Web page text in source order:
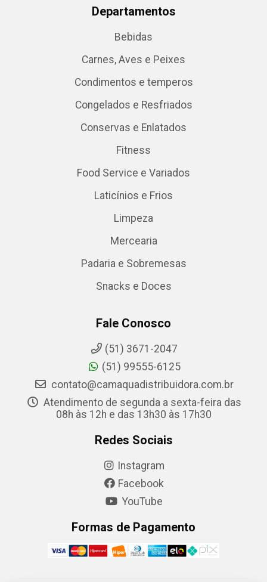
Departamentos
Bebidas
Carnes, Aves e Peixes
Condimentos e temperos
Congelados e Resfriados
Conservas e Enlatados
Fitness
Food Service e Variados
Laticínios e Frios
Limpeza
Mercearia
Padaria e Sobremesas
Snacks e Doces
Fale Conosco
(51) 3671-2047
(51) 99555-6125
contato@camaquadistribuidora.com.br
Atendimento de segunda a sexta-feira das
08h às 12h e das 13h30 às 17h30
Redes Sociais
Instagram
Facebook
YouTube
Formas de Pagamento